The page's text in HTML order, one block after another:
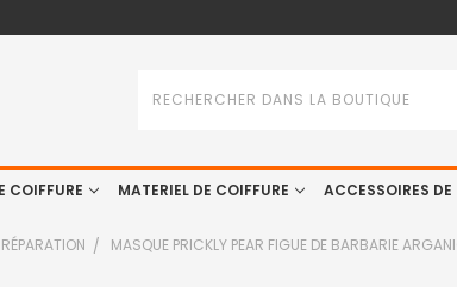
COIFFURE MATERIEL DE COIFFURE ACCESSOIRES DE
RÉPARATION MASQUE PRICKLY PEAR FIGUE DE BARBARIE